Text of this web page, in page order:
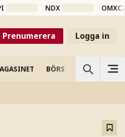
NDX
Prenumerera Logga in
BÖRS VETENSKAP